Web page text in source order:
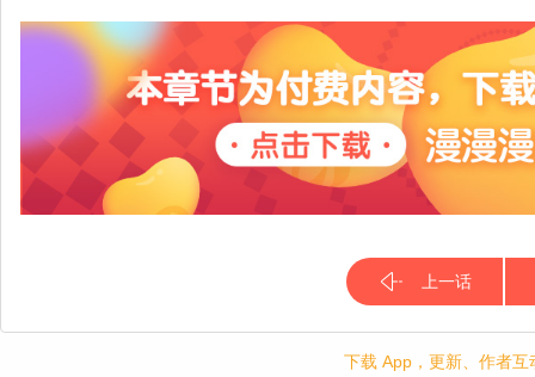
上一话
下载 App，更新、作者